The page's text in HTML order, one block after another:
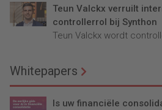
Teun Valckx verruilt
controllerrol bij Synthon
Teun Valckx wordt
Whitepapers
Is uw financiële